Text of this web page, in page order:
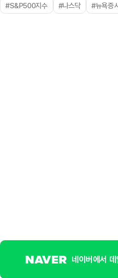
#S&P500지수 #나스닥 #뉴욕증
네이버에서